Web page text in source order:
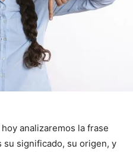
analizaremos la frase
su significado, su origen, y